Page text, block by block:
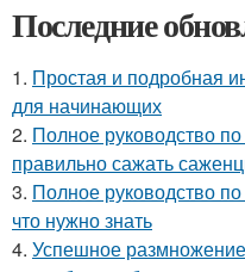
Последние
1. Простая и подробная
для начинающих
2. Полное руководство
правильно сажать
3. Полное руководство
что нужно знать
4. Успешное